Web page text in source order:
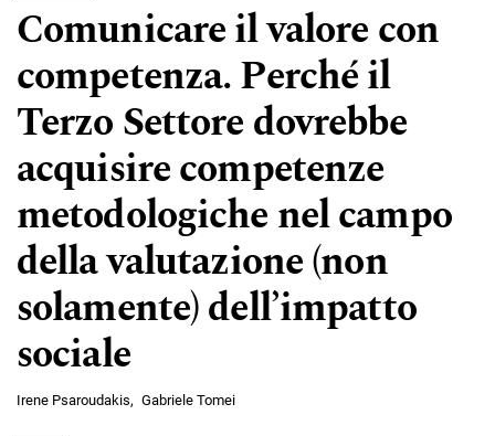
Comunicare il valore con
competenza. Perché il
Terzo Settore dovrebbe
acquisire competenze
metodologiche nel campo
della valutazione (non
solamente) dell’impatto
sociale
Irene Psaroudakis Gabriele Tomei